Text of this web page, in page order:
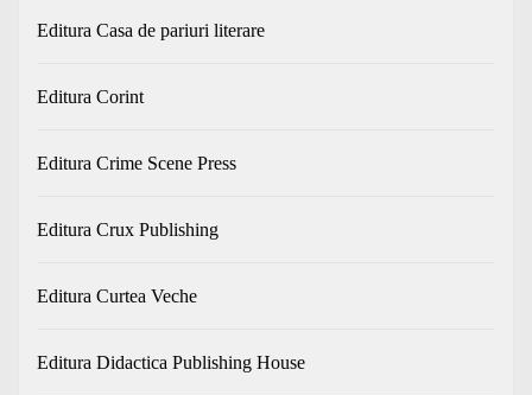
Editura Casa de pariuri literare
Editura Corint
Editura Crime Scene Press
Editura Crux Publishing
Editura Curtea Veche
Editura Didactica Publishing House